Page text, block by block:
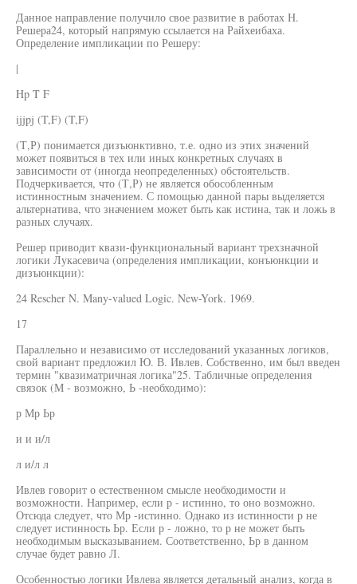
Данное направление получило свое развитие в работах Н.
Решера24, который напрямую ссылается на Райхеибаха.
Определение импликации по Решеру:
|
Hp T F
ijjpj (T,F) (T,F)
(Т,Р) понимается дизъюнктивно, т.е. одно из этих значений
может появиться в тех или иных конкретных случаях в
зависимости от (иногда неопределенных) обстоятельств.
Подчеркивается, что (Т,Р) не является обособленным
истинностным значением. С помощью данной пары выделяется
альтернатива, что значением может быть как истина, так и ложь в
разных случаях.
Решер приводит квази-функциональный вариант трехзначной
логики Лукасевича (определения импликации, конъюнкции и
дизъюнкции):
24 Rescher N. Many-valued Logic. New-York. 1969.
17
Параллельно и независимо от исследований указанных логиков,
свой вариант предложил Ю. В. Ивлев. Собственно, им был введен
термин "квазиматричная логика"25. Табличные определения
связок (М - возможно, Ь -необходимо):
р Мр Ьр
и и и/л
л и/л л
Ивлев говорит о естественном смысле необходимости и
возможности. Например, если р - истинно, то оно возможно.
Отсюда следует, что Мр -истинно. Однако из истинности р не
следует истинность Ьр. Если р - ложно, то р не может быть
необходимым высказыванием. Соответственно, Ьр в данном
случае будет равно Л.
Особенностью логики Ивлева является детальный анализ, когда в